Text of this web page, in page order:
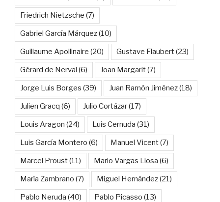
Friedrich Nietzsche (7)
Gabriel García Márquez(10)
Guillaume Apollinaire (20) Gustave Flaubert(23)
Gérard de Nerval (6) Joan Margarit(7)
Jorge Luis Borges (39) Juan Ramón Jiménez(18)
Julien Gracq (6) Julio Cortázar(17)
Louis Aragon (24) Luis Cernuda (31)
Luis García Montero (6) Manuel Vicent(7)
Marcel Proust(11) Mario Vargas Llosa (6)
María Zambrano (7) Miguel Hernández(21)
Pablo Neruda (40) Pablo Picasso (13)